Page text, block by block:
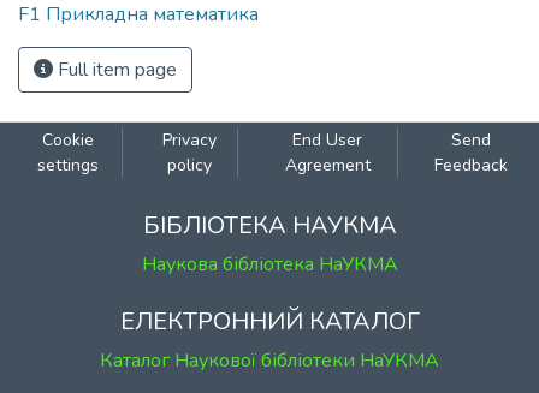
F1 Прикладна математика
Full item page
Cookie
settings
Privacy
policy
End User
Agreement
Send
Feedback
БІБЛІОТЕКА НАУКМА
Наукова бібліотека НаУКМА
ЕЛЕКТРОННИЙ КАТАЛОГ
Каталог Наукової бібліотеки НаУКМА